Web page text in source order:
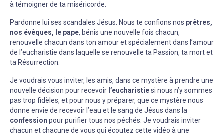
à témoigner de ta miséricorde.
Pardonne lui ses scandales Jésus. Nous te confions nos prêtres,
nos évêques, le pape, bénis une nouvelle fois chacun,
renouvelle chacun dans ton amour et spécialement dans l’amour
de l’eucharistie dans laquelle se renouvelle ta Passion, ta mort et
ta Résurrection.
Je voudrais vous inviter, les amis, dans ce mystère à prendre une
nouvelle décision pour recevoir l’eucharistiesi nous n’y sommes
pas trop fidèles, et pour nous y préparer, que ce mystère nous
donne envie de recevoir l’eau et le sang de Jésus dans la
confession pour purifier tous nos péchés. Je voudrais inviter
chacun et chacune de vous qui écoutez cette vidéo à une